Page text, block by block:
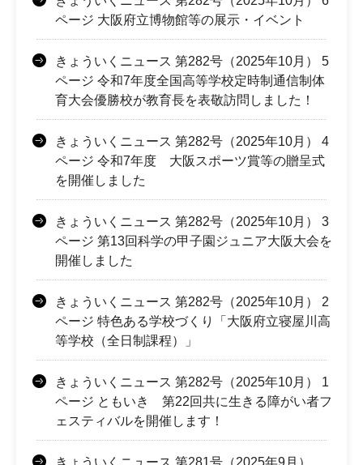
ページ 大阪府立博物館等の展示・イベント
きょういくニュース 第282号（2025年10月） 5
ページ 令和7年度全国高等学校定時制通信制体
育大会優勝校が教育長を表敬訪問しました！
きょういくニュース 第282号（2025年10月） 4
ページ 令和7年度 大阪スポーツ賞等の贈呈式
を開催しました
きょういくニュース 第282号（2025年10月） 3
ページ 第13回科学の甲子園ジュニア大阪大会を
開催しました
きょういくニュース 第282号（2025年10月） 2
ページ 特色ある学校づくり「大阪府立寝屋川高
等学校（全日制課程）」
きょういくニュース 第282号（2025年10月） 1
ページ ともいき 第22回共に生きる障がい者フ
ェスティバルを開催します！
きょういくニュース 第281号（2025年9月）